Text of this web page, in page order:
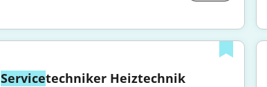
Servicetechniker Heiztechnik